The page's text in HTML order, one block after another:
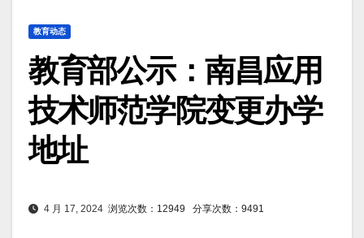
教育动态
教育部公示：南昌应用
技术师范学院变更办学
地址
4 月 17, 2024 浏览次数：12949 分享次数：9491